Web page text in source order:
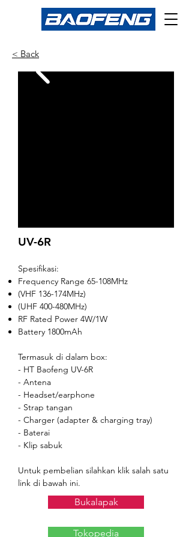
< Back
UV-6R
Spesifikasi:
Frequency Range 65-108MHz
(VHF 136-174MHz)
(UHF 400-480MHz)
RF Rated Power 4W/1W
Battery 1800mAh
Termasuk di dalam box:
- HT Baofeng UV-6R
- Antena
- Headset/earphone
- Strap tangan
- Charger (adapter & charging tray)
- Baterai
- Klip sabuk
Untuk pembelian silahkan klik salah satu
link di bawah ini.
Bukalapak
Tokopedia